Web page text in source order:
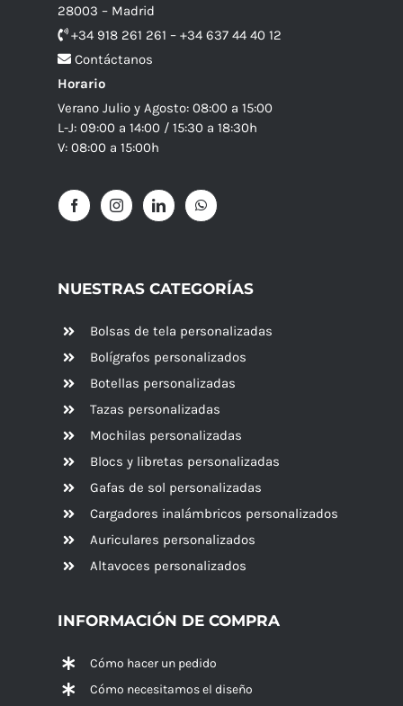
28003 – Madrid
+34 918 261 261 – +34 637 44 40 12
Contáctanos
Horario
Verano Julio y Agosto: 08:00 a 15:00
L-J: 09:00 a 14:00 / 15:30 a 18:30h
V: 08:00 a 15:00h
NUESTRAS CATEGORÍAS
Bolsas de tela personalizadas
Bolígrafos personalizados
Botellas personalizadas
Tazas personalizadas
Mochilas personalizadas
Blocs y libretas personalizadas
Gafas de sol personalizadas
Cargadores inalámbricos personalizados
Auriculares personalizados
Altavoces personalizados
INFORMACIÓN DE COMPRA
Cómo hacer un pedido
Cómo necesitamos el diseño